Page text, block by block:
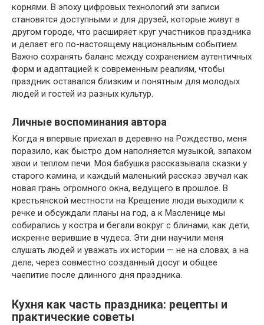
корнями. В эпоху цифровых технологий эти записи
становятся доступными и для друзей, которые живут в
другом городе, что расширяет круг участников праздника
и делает его по-настоящему национальным событием.
Важно сохранять баланс между сохранением аутентичных
форм и адаптацией к современным реалиям, чтобы
праздник оставался близким и понятным для молодых
людей и гостей из разных культур.
Личные воспоминания автора
Когда я впервые приехал в деревню на Рождество, меня
поразило, как быстро дом наполняется музыкой, запахом
хвои и теплом печи. Моя бабушка рассказывала сказки у
старого камина, и каждый маленький рассказ звучал как
новая грань огромного окна, ведущего в прошлое. В
крестьянской местности на Крещение люди выходили к
речке и обсуждали планы на год, а к Масленице мы
собирались у костра и бегали вокруг с блинами, как дети,
искренне верившие в чудеса. Эти дни научили меня
слушать людей и уважать их истории — не на словах, а на
деле, через совместно созданный досуг и общее
чаепитие после длинного дня праздника.
Кухня как часть праздника: рецепты и
практические советы